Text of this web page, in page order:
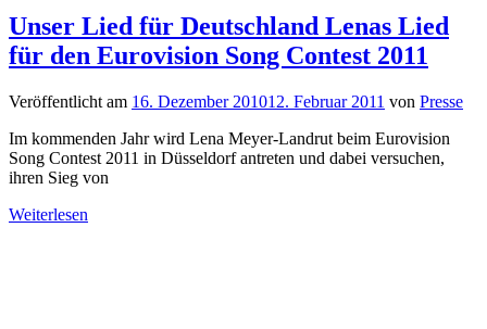
Unser Lied für Deutschland Lenas Lied
für den Eurovision Song Contest 2011
Veröffentlicht am 16. Dezember 201012. Februar 2011 von Presse
Im kommenden Jahr wird Lena Meyer-Landrut beim Eurovision
Song Contest 2011 in Düsseldorf antreten und dabei versuchen,
ihren Sieg von
Weiterlesen